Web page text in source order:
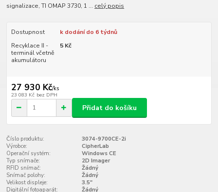
signalizace, TI OMAP 3730, 1 ... celý popis
Dostupnost
k dodání do 6 týdnů
Recyklace II -
terminál včetně
akumulátoru
5 Kč
27 930 Kč/ks
23 083 Kč bez DPH
Přidat do košíku
Číslo produktu:
3074-9700CE-2i
Výrobce:
CipherLab
Operační systém:
Windows CE
Typ snímače:
2D Imager
RFID snímač:
Žádný
Snímač polohy:
Žádný
Velikost displeje:
3.5"
Digitální fotoaparát:
Žádný